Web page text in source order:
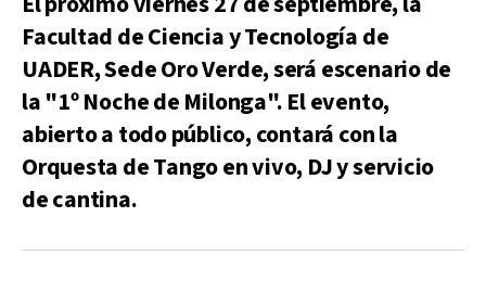
Facultad de Ciencia y Tecnología de
UADER, Sede Oro Verde, será escenario de
la "1º Noche de Milonga". El evento,
abierto a todo público, contará con la
Orquesta de Tango en vivo, DJ y servicio
de cantina.